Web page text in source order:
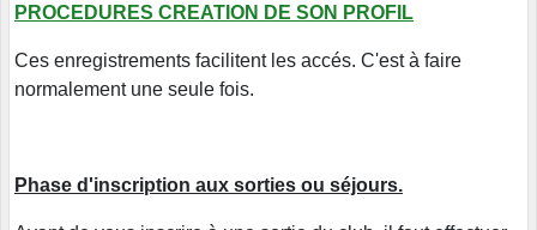
PROCEDURES CREATION DE SON PROFIL
Ces enregistrements facilitent les accés. C'est à faire
normalement une seule fois.
Phase d'inscription aux sorties ou séjours.